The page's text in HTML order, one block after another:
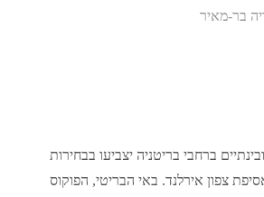
בר-מאיר
ברחבי בריטניה יצביעו בבחירות
צפון אירלנד. באי הבריטי, הפוקוס